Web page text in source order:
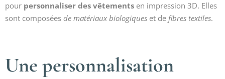
pour personnaliser des vêtements en impression 3D. Elles
sont composées de matériaux biologiques et de fibres textiles.
Une personnalisation